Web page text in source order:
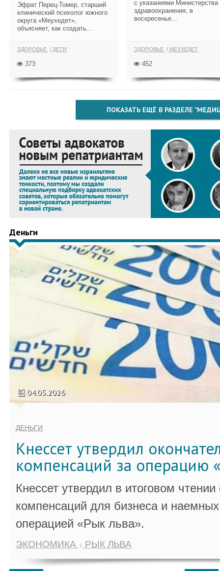
Эфрат Перец-Томер, старший
клинический психолог южного
округа «Меухедет»,
объясняет, как создать...
ЗДОРОВЬЕ ДЕТИ
373
с указаниями Министерства
здравоохранения, в
воскресенье...
ЗДОРОВЬЕ МЕУХЕДЕТ
452
ПОКАЗАТЬ ЕЩЁ В РАЗДЕЛЕ
Деньги
04.05.2026
ДЕНЬГИ
Кнессет утвердил
компенсаций за операцию
Кнессет утвердил в итоговом
компенсаций для бизнеса и
операцией «Рык льва».
ЭКОНОМИКА РЫК ЛЬВА